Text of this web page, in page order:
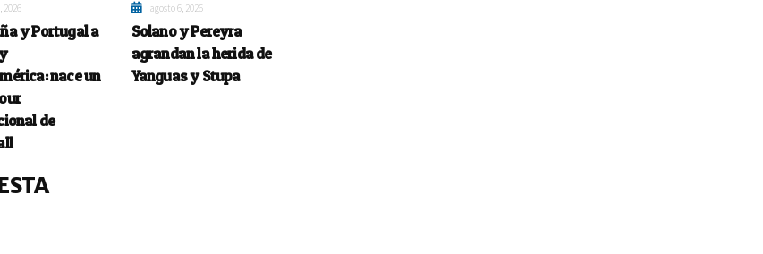
2026
y Portugal a
nace un
de
agosto 6, 2026
Solano y Pereyra
agrandan la herida de
Yanguas y Stupa